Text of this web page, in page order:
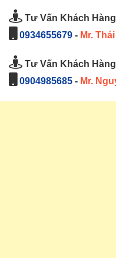
Tư Vấn Khách
0934655679 - Mr. Thái
Tư Vấn Khách
0904985685 - Mr.